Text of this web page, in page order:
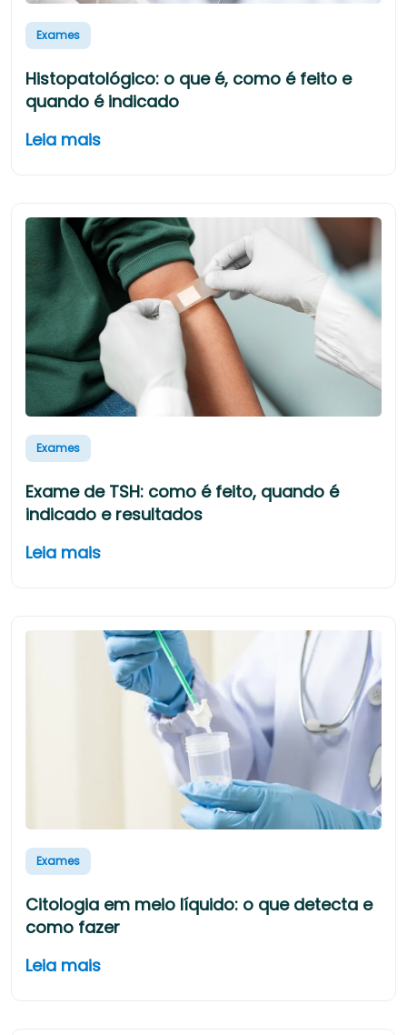
Exames
Histopatológico: o que é, como é feito e
quando é indicado
Leia mais
Exames
Exame de TSH: como é feito, quando é
indicado e resultados
Leia mais
Exames
Citologia em meio líquido: o que detecta e
como fazer
Leia mais